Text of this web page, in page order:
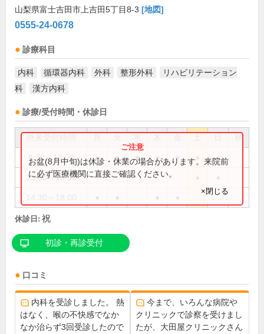
山梨県富士吉田市上吉田5丁目8-3 [地図]
0555-24-0678
診療科目
内科 循環器内科 外科 整形外科
リハビリテーション
科
漢方内科
診療/受付時間・休診日
祝
8:30～12:00 ● ● ● ● ● ●
13:00～16:00
お盆(8月中旬)は休診・休業の場合があります。来院前
に必ず医療機関に直接ご確認ください。
×閉じる
休診日: 祝
初診・再診受付
口コミ
内科を受診しました。 熱
はなく、喉の不快感でなか
なか治らず3回受診したので
今まで、いろんな病院や
クリニックで診察を受けまし
たが、大田屋クリニックさん